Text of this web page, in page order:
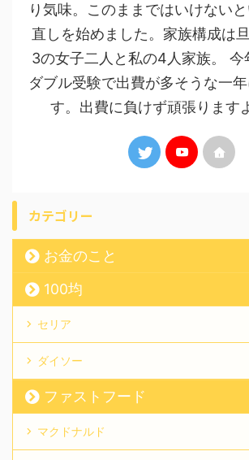
り気味。このままではいけない
直しを始めました。家族構成は
3の女子二人と私の4人家族。 今
ダブル受験で出費が多そうな一
す。出費に負けず頑張ります
カテゴリー
お金のこと
100均
セリア
ダイソー
ファストフード
マクドナルド